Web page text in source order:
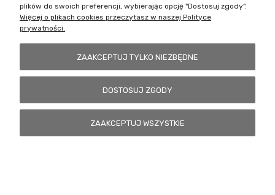
POKAŻ PEŁNĄ WERSJĘ STRONY
plików do swoich preferencji, wybierając opcję "Dostosuj zgody".
Więcej o plikach cookies przeczytasz w naszej Polityce
prywatności.
ZAAKCEPTUJ TYLKO NIEZBĘDNE
DOSTOSUJ ZGODY
ZAAKCEPTUJ WSZYSTKIE